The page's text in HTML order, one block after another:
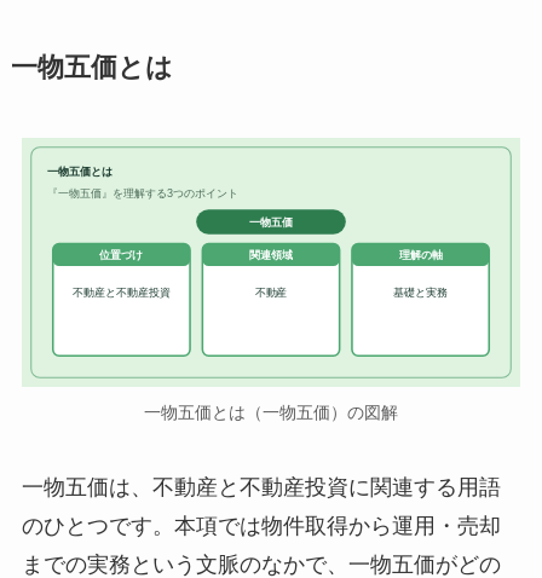
一物五価とは
一物五価とは
『一物五価』を理解する3つのポイント
一物五価
位置づけ
不動産と不動産投資
関連領域
不動産
理解の軸
基礎と実務
一物五価とは（一物五価）の図解
一物五価は、不動産と不動産投資に関連する用語
のひとつです。本項では物件取得から運用・売却
までの実務という文脈のなかで、一物五価がどの